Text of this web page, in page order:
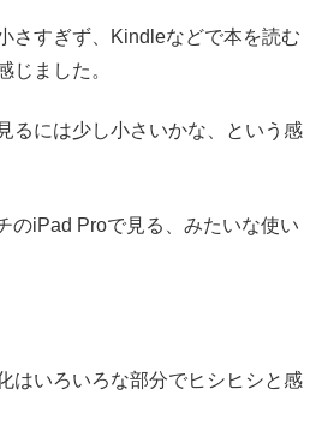
さすぎず、Kindleなどで本を読む
じました。
るには少し小さいかな、という感
のiPad Proで見る、みたいな使い
はいろいろな部分でヒシヒシと感